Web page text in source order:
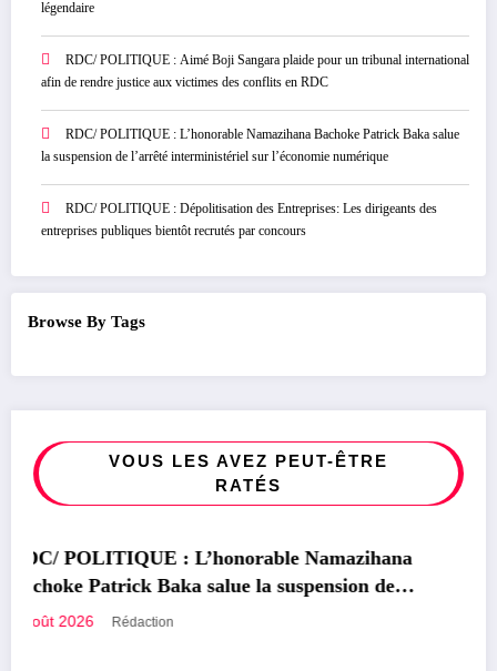
légendaire
RDC/ POLITIQUE : Aimé Boji Sangara plaide pour un tribunal international
afin de rendre justice aux victimes des conflits en RDC
RDC/ POLITIQUE : L’honorable Namazihana Bachoke Patrick Baka salue
la suspension de l’arrêté interministériel sur l’économie numérique
RDC/ POLITIQUE : Dépolitisation des Entreprises: Les dirigeants des
entreprises publiques bientôt recrutés par concours
Browse By Tags
VOUS LES AVEZ PEUT-ÊTRE
RATÉS
POLITIQUE
RDC/ POLITIQUE : Dépolitisation des
Entreprises: Les dirigeants des entreprises
publiques bientôt recrutés par concours
2 août 2026